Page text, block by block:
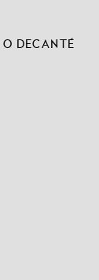
O DECANTÉ